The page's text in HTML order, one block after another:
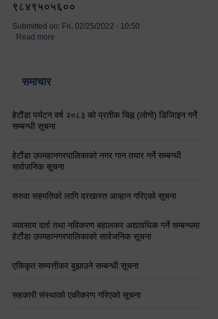
९८४९५०५६००
Submitted on: Fri, 02/25/2022 - 10:50
Read more
समाचार
हेटौंडा पर्यटन वर्ष २०८३ को प्रतीक चिह्न (लोगो) डिजिाइन गर्ने
सम्बन्धी सूचना
हेटौंडा उपमहानगरपालिकाको नगर गान तयार गर्ने सम्बन्धी
सार्वजनिक सूचना
सरुवा सहमतिको लागि दरखास्त आव्हान गरिएको सूचना
व्यवसाय दर्ता तथा नविकरण बहालकर अद्यावधिक गर्ने सम्बन्धमा
हेटौंडा उपमहानगरपालिकाको सार्वजनिक सूचना
एकिकृत सम्पत्तीकर बुझाउने सम्बन्धी सूचना
सहकारी संस्थाको एकीकरण गरिएको सूचना